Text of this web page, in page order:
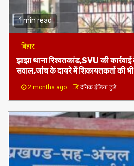
1 min read
बिहार
झाझा थाना रिश्वतकांड,SVU की
सवाल,जांच के दायरे में शिकायतकर्ता की
2 months ago दैनिक इंडिया टुडे